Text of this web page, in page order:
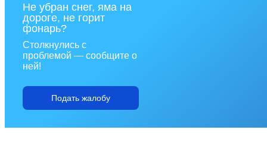
Не убран снег, яма на
дороге, не горит
фонарь?
Столкнулись с
проблемой — сообщите о
ней!
Подать жалобу